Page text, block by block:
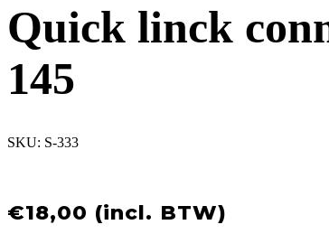
Quick linck
145
SKU: S-333
€18,00